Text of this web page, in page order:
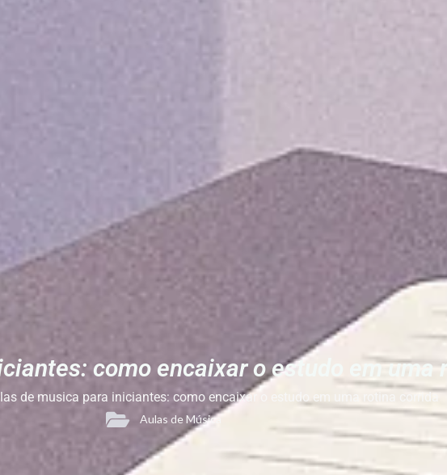
como encaixar o estudo em uma
de musica para iniciantes: como encaixar o estudo em uma rotina corrida
Aulas de Música